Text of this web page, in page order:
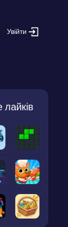
Увійти